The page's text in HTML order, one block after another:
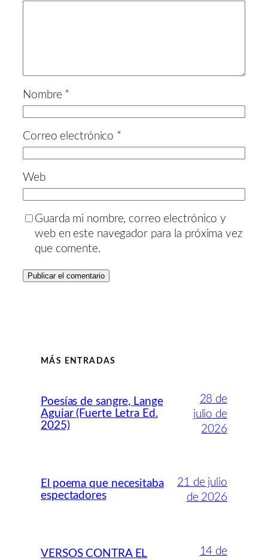
Nombre *
Correo electrónico *
Web
Guarda mi nombre, correo electrónico y
web en este navegador para la próxima vez
que comente.
MÁS ENTRADAS
Poesías de sangre, Lange
Aguiar (Fuerte Letra Ed.
2025)
28 de
julio de
2026
El poema que necesitaba
espectadores
21 de julio
de 2026
VERSOS CONTRA EL 14 de